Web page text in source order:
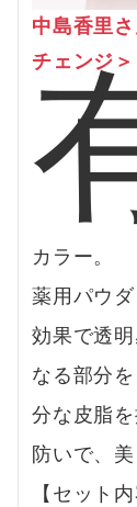
中島香里
チェンジ＞
カラー。
薬用パウ
効果で透
なる部分
分な皮脂
防いで、
【セット内